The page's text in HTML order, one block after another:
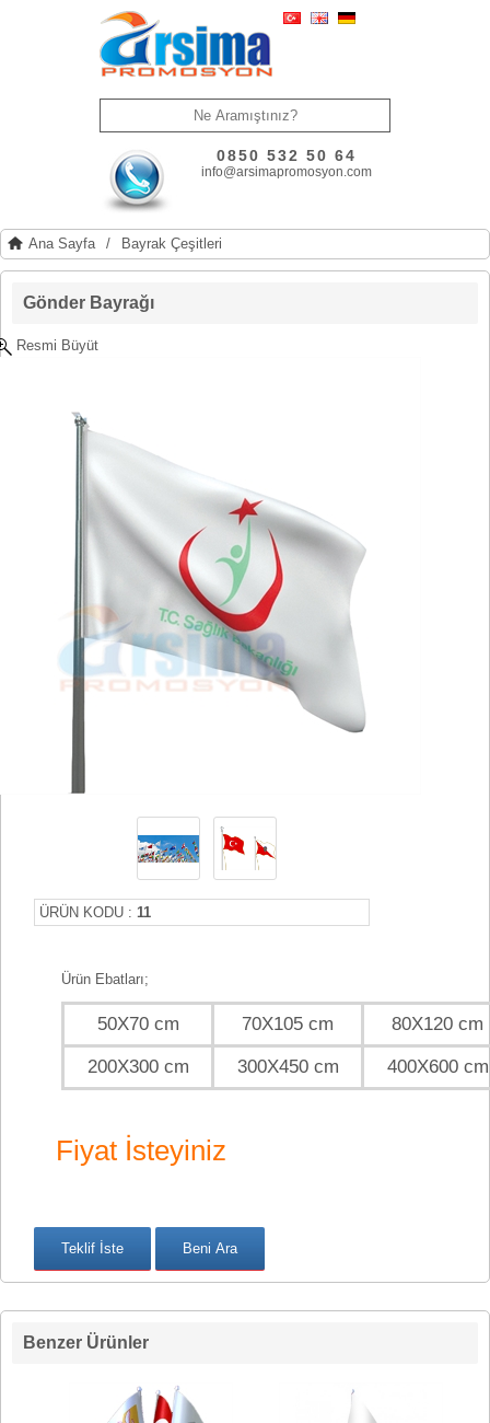
0850 532 50 64
info@arsimapromosyon.com
Ana Sayfa / Bayrak Çeşitleri
Gönder Bayrağı
Resmi Büyüt
ÜRÜN KODU : 11
Ürün Ebatları;
50X70 cm 70X105 cm 80X120 cm
200X300 cm 300X450 cm 400X600 cm
Fiyat İsteyiniz
Benzer Ürünler